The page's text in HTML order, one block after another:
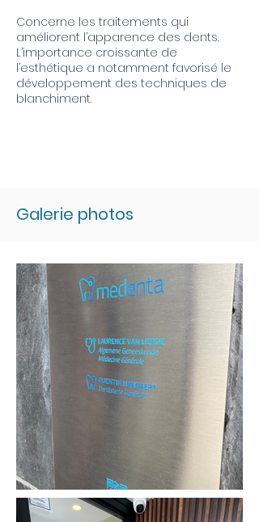
Concerne les traitements qui
améliorent l’apparence des dents.
L’importance croissante de
l’esthétique a notamment favorisé le
développement des techniques de
blanchiment.
Galerie photos